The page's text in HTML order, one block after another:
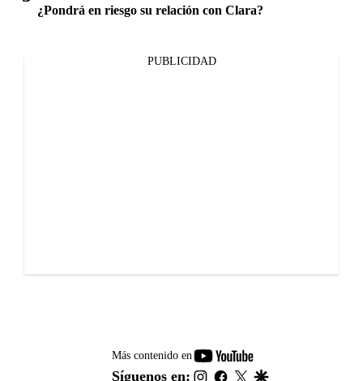
¿Pondrá en riesgo su relación con Clara?
PUBLICIDAD
Más contenido en
youtube-
footer
Síguenos en: instagram
facebook
twitter